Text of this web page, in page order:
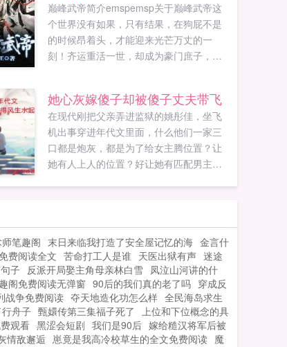
巅峰武帝简介emspemsp关于巅峰武帝这
个世界没有如果，只有结果，在狗屁不是
的时候昂着头，才能迎来光芒万丈的一
刻！齐运重活一世，却成为豪门庶子，这
她心灰嫁傻子却被傻子丈夫带飞
在现代刚把父亲弄进监狱的姚彤佳，坐飞
机出事穿进年代文里面，什么他们一家三
口都是炮灰，都是为了给女主腾位置？让
她有人上人的位置？好让她有匹配男主的
给男主腾位置的主，我们都躺平吧！可是
妈妈，你能不能少爱我一点，弟...
笔趣阁 末日来临我打造了安全屋记忆的海 金言什
费阅读全文 苦命打工人是谁 天医出狱有声 迷途
子 反派开局娶主角母亲林白雪 凤泣山河讲的什
阁免费阅读无弹窗 90后的我们真的老了吗 穿成反
战争免费阅读 夺天地造化功怎么样 全民海岛求生
舟子 甄嬛传第三集福子死了 上位和下位概念的具
观看 黑涩会短剧 我们是90后 嫁给糙汉将军后被
情敌邂逅 崽竟是我高冷校草生的全文免费阅读 魔